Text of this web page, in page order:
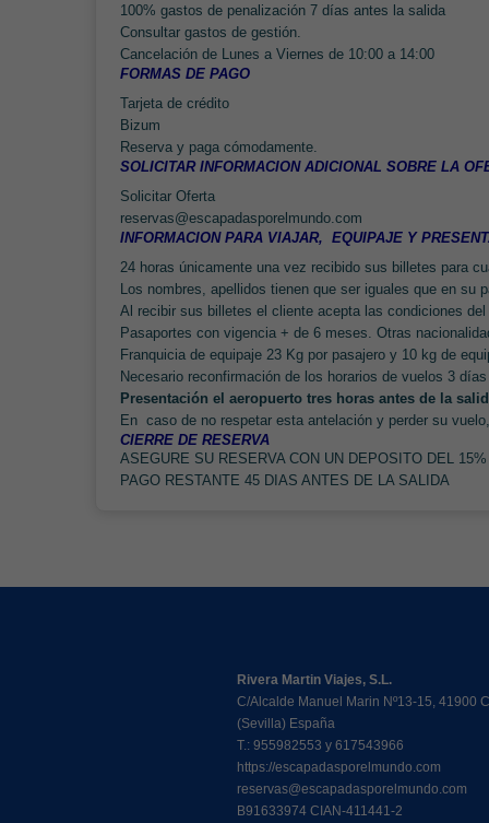
100% gastos de penalización 7 días antes la salida
Consultar gastos de gestión.
Cancelación de Lunes a Viernes de 10:00 a 14:00
FORMAS DE PAGO
Tarjeta de crédito
Bizum
Reserva y paga cómodamente.
SOLICITAR INFORMACION ADICIONAL SOBRE LA
Solicitar Oferta
reservas@escapadasporelmundo.com
INFORMACION PARA VIAJAR, EQUIPAJE Y
24 horas únicamente una vez recibido sus billetes para
Los nombres, apellidos tienen que ser iguales que en su
Al recibir sus billetes el cliente acepta las condiciones del
Pasaportes con vigencia + de 6 meses. Otras
Franquicia de equipaje 23 Kg por pasajero y 10 kg de
Necesario reconfirmación de los horarios de vuelos 3
Presentación el aeropuerto tres horas antes de la
En caso de no respetar esta antelación y perder su
CIERRE DE RESERVA
ASEGURE SU RESERVA CON UN DEPOSITO DEL 15%
PAGO RESTANTE 45 DIAS ANTES DE LA SALIDA
Rivera Martin Viajes, S.L.
C/Alcalde Manuel Marin Nº13-15, 41900
(Sevilla) España
T.: 955982553 y 617543966
https://escapadasporelmundo.com
reservas@escapadasporelmundo.com
B91633974 CIAN-411441-2